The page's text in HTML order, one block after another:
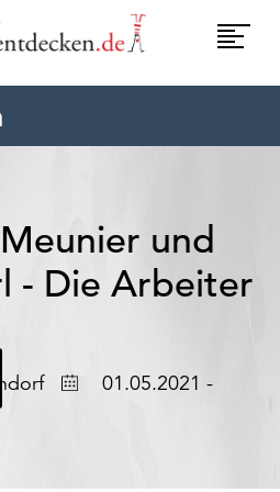
und
- Die Arbeiter
Datum01.05.2021 -